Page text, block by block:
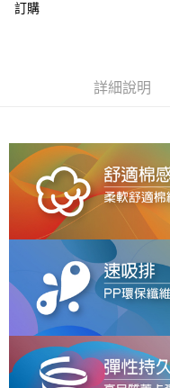
付款後門市自取
訂購
詳細說明